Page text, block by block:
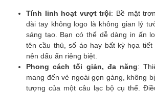
Tính linh hoạt vượt trội: Bề mặt
dài tay không logo là không gian lý
sáng tạo. Bạn có thể dễ dàng in ấn
tên cầu thủ, số áo hay bất kỳ họa tiết
nên dấu ấn riêng biệt.
Phong cách tối giản, đa năng:
mang đến vẻ ngoài gọn gàng, không
tượng của một câu lạc bộ cụ thể.